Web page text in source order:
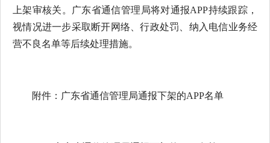
上架审核关。广东省通信管理局将对通报APP持续跟踪，
视情况进一步采取断开网络、行政处罚、纳入电信业务经
营不良名单等后续处理措施。
附件：广东省通信管理局通报下架的APP名单